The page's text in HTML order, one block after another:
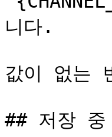
니다.
값이 없는
## 저장 중